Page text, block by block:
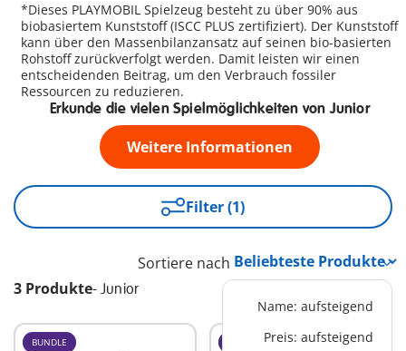
*Dieses PLAYMOBIL Spielzeug besteht zu über 90% aus
biobasiertem Kunststoff (ISCC PLUS zertifiziert). Der Kunststoff
kann über den Massenbilanzansatz auf seinen bio-basierten
Rohstoff zurückverfolgt werden. Damit leisten wir einen
entscheidenden Beitrag, um den Verbrauch fossiler
Ressourcen zu reduzieren.
Erkunde die vielen Spielmöglichkeiten von Junior
Weitere Informationen
Filter (1)
3 Produkte- Junior
Sortiere nach
Name: aufsteigend
Preis: aufsteigend
BUNDLE